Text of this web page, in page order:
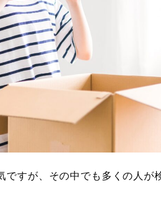
ですが、その中でも多くの人が